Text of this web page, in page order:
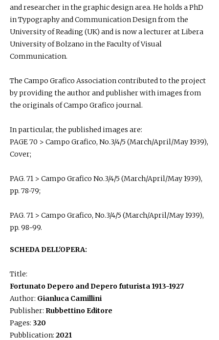
and researcher in the graphic design area. He holds a PhD
in Typography and Communication Design from the
University of Reading (UK) and is now a lecturer at Libera
University of Bolzano in the Faculty of Visual
Communication.
​​​​​​​The Campo Grafico Association contributed to the project
by providing the author and publisher with images from
the originals of Campo Grafico journal.
In particular, the published images are:
PAGE 70 > Campo Grafico, No.3/4/5 (March/April/May 1939),
Cover;
PAG. 71 > Campo Grafico No.3/4/5 (March/April/May 1939),
pp. 78-79;
PAG. 71 > Campo Grafico, No.3/4/5 (March/April/May 1939),
pp. 98-99.
SCHEDA DELL'OPERA:
Title:
Fortunato Depero and Depero futurista 1913-1927
Author: Gianluca Camillini
Publisher: Rubbettino Editore
Pages: 320
Pubblication: 2021